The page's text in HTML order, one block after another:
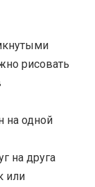
рисовать
на одной
на друга
или